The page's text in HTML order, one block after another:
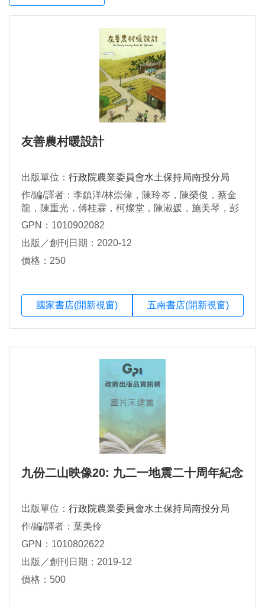
友善農村暖設計
出版單位： 行政院農業委員會水土保持局南投分局
作/編/譯者：李鎮洋/林崇偉，陳玲岑，陳榮俊，蔡金
龍，陳重光，傅桂霖，柯燦堂，陳淑媛，施美琴，彭
心燕
GPN：1010902082
出版／創刊日期：2020-12
價格：250
國家書店(開新視窗) 五南書店(開新視窗)
九份二山映像20: 九二一地震二十周年紀念
出版單位： 行政院農業委員會水土保持局南投分局
作/編/譯者：葉美伶
GPN：1010802622
出版／創刊日期：2019-12
價格：500